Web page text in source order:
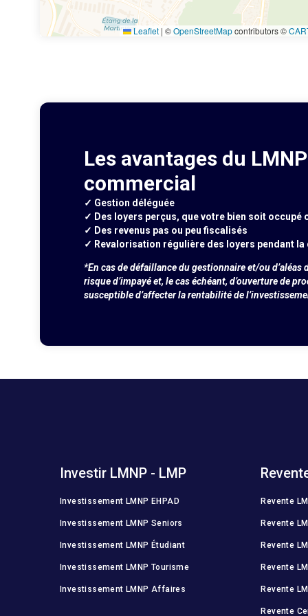
Leaflet | ©OpenStreetMapcontributors ©
Les avantages du
commercial
✓ Gestion déléguée
✓ Des loyers perçus, que votre bien soit occupé
✓ Des revenus pas ou peu fiscalisés
✓ Revalorisation régulière des loyers pendant la
*En cas de défaillance du gestionnaire et/ou d’aléas
risque d’impayé et, le cas échéant, d’ouverture de
susceptible d’affecter la rentabilité de
Investir LMNP - LMP
Investissement LMNP EHPAD
Investissement LMNP Seniors
Investissement LMNP Étudiant
Investissement LMNP Tourisme
Investissement LMNP Affaires
Revente
Revente
Revente
Revente
Revente
Revente